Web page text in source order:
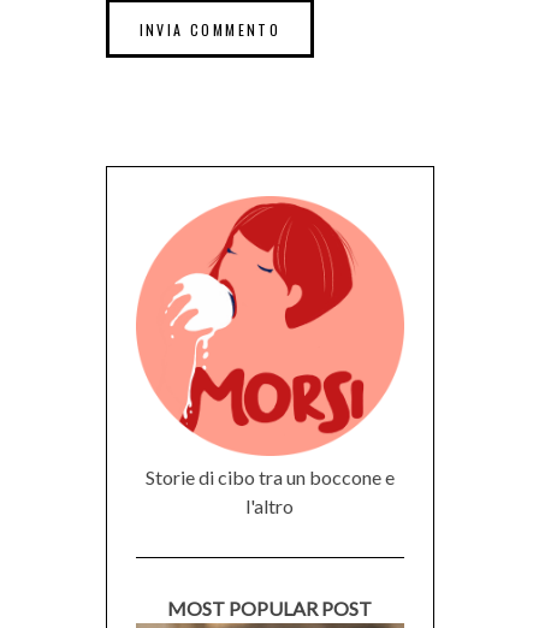
Storie di cibo tra un boccone e
l'altro
MOST POPULAR POST